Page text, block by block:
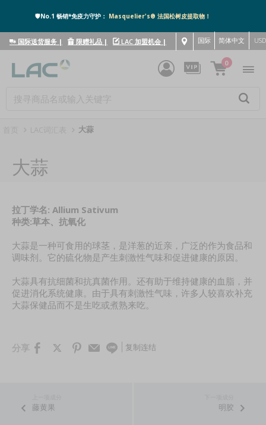
🛡️No.1 畅销*免疫力守护： Masquelier's® 法国松树皮提取物！
国际送货服务 | 限赠礼品 | LAC 加盟机会 | 国际 简体中文 USD
0
大蒜
大蒜
拉丁学名: Allium Sativum
种类:草本、抗氧化
大蒜是一种可食用的球茎，是洋葱的近亲，广泛的作为食品和
调味剂。它的硫化物是产生刺激性气味和促进健康的原因。
大蒜具有抗细菌和抗真菌作用。还有助于维持健康的血脂，并
促进消化系统健康。由于具有刺激性气味，许多人较喜欢补充
大蒜保健品而不是生吃或煮熟来吃。
分享 复制连结
藤黄果 明胶